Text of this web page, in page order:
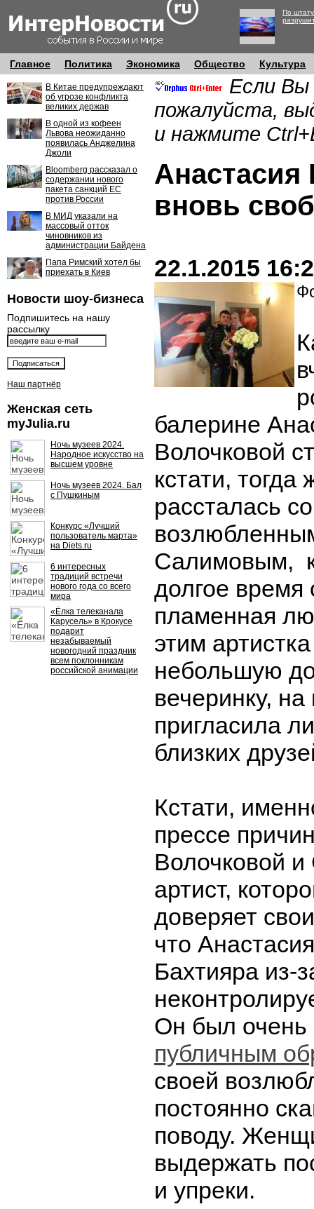
По
Главное Политика Экономика Общество Культура
В Китае предупреждают
об угрозе конфликта
великих держав
В одной из кофеен
Львова неожиданно
появилась Анджелина
Джоли
Bloomberg рассказал о
содержании нового
пакета санкций ЕС
против России
В МИД указали на
массовый отток
чиновников из
администрации Байдена
Папа Римский хотел бы
приехать в Киев
Новости шоу-бизнеса
Подпишитесь на нашу
рассылку
Наш партнёр
Женская сеть
myJulia.ru
Ночь музеев 2024.
Народное искусство на
высшем уровне
Ночь музеев 2024. Бал
с Пушкиным
Конкурс «Лучший
пользователь марта»
на Diets.ru
6 интересных
традиций встречи
нового года со всего
мира
«Ёлка телеканала
Карусель» в Крокусе
подарит
незабываемый
новогодний праздник
всем поклонникам
российской анимации
Если Вы
пожалуйста,
и нажмите
Анастасия
вновь
22.1.2015
балерине
Волочковой
кстати,
рассталась
Салимовым,
долгое время
пламенная
этим
небольшую
вечеринку,
пригласила
близких
Кстати,
прессе
Волочковой
артист,
доверяет
что
Бахтияра из-
Он был очень
публичным
своей
постоянно
поводу.
выдержать
и упреки.